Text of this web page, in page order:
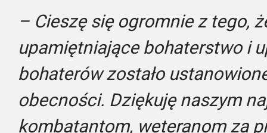
– Cieszę się ogromnie z tego,
upamiętniające bohaterstwo i
bohaterów zostało
obecności. Dziękuję naszym
kombatantom, weteranom za